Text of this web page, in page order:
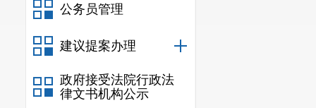
公务员管理
建议提案办理
政府接受法院行政法
律文书机构公示